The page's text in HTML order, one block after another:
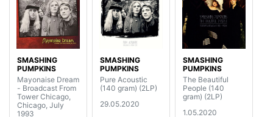
SMASHING
PUMPKINS
Mayonaise Dream
- Broadcast From
Tower Chicago,
Chicago, July
1993
SMASHING
PUMPKINS
Pure Acoustic
(140 gram) (2LP)
29.05.2020
SMASHING
PUMPKINS
The Beautiful
People (140
gram) (2LP)
1.05.2020